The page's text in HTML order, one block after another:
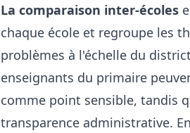
La comparaison inter-écoles
chaque école et regroupe les
problèmes à l'échelle du
enseignants du primaire
comme point sensible, tandis
transparence administrative.